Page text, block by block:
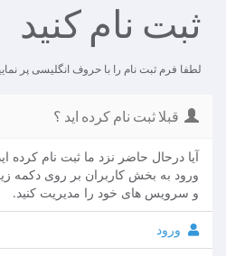
ثبت نام کنید
لطفا فرم ثبت نام را با حروف انگلیسی پر
قبلا ثبت نام کرده اید ؟
آیا درحال حاضر نزد ما ثبت نام کرده
ورود به بخش کاربران بر روی دکمه
و سرویس های خود را مدیریت کنید.
ورود